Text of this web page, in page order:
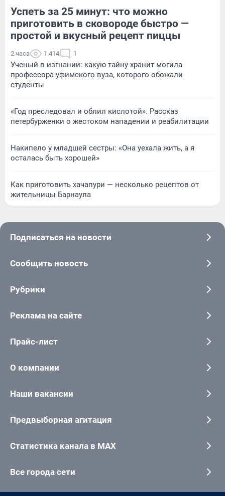
Успеть за 25 минут: что можно
приготовить в сковороде быстро —
простой и вкусный рецепт пиццы
2 часа 1 414 1
Ученый в изгнании: какую тайну хранит могила
профессора уфимского вуза, которого обожали
студенты
«Год преследовал и облил кислотой». Рассказ
петербурженки о жестоком нападении и реабилитации
Накипело у младшей сестры: «Она уехала жить, а я
осталась быть хорошей»
Как приготовить хачапури — несколько рецептов от
жительницы Барнаула
Подписаться на новости
Сообщить новость
Рубрики
Реклама на сайте
Прайс-лист
О компании
Наши вакансии
Предвыборная агитация
Статистика канала в MAX
Все города сети